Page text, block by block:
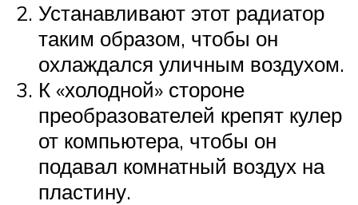
Устанавливают этот радиатор
таким образом, чтобы он
охлаждался уличным воздухом.
К «холодной» стороне
преобразователей крепят кулер
от компьютера, чтобы он
подавал комнатный воздух на
пластину.